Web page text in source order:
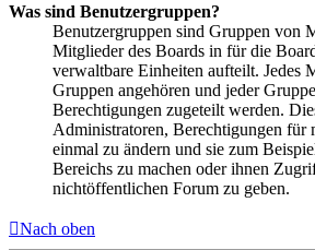
Was sind Benutzergruppen?
Benutzergruppen sind Gruppen von
Mitglieder des Boards in für die
verwaltbare Einheiten aufteilt. Jedes
Gruppen angehören und jeder
Berechtigungen zugeteilt werden.
Administratoren, Berechtigungen für
einmal zu ändern und sie zum
Bereichs zu machen oder ihnen
nichtöffentlichen Forum zu geben.
Nach oben